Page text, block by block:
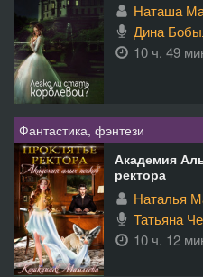
Наташа
Дина
10 ч. 49
Фантастика, фэнтези
Академия
ректора
Наталья
Татьяна
10 ч. 12